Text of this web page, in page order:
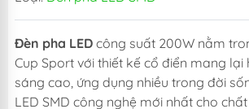
Đèn pha LED công suất 200W nằm
Cup Sport với thiết kế cổ điển mang lại
sáng cao, ứng dụng nhiều trong đời
LED SMD công nghệ mới nhất cho